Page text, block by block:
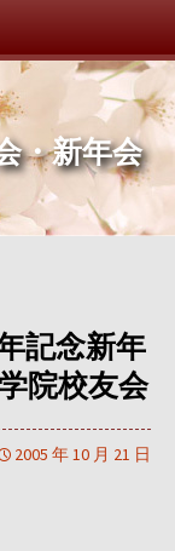
手門学
・新年会
記念新年
院校友会
2005 年 10 月 21 日